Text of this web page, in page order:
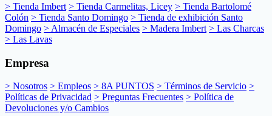
> Tienda Imbert > Tienda Carmelitas, Licey > Tienda Bartolomé
Colón > Tienda Santo Domingo > Tienda de exhibición Santo
Domingo > Almacén de Especiales > Madera Imbert > Las Charcas
> Las Lavas
Empresa
> Nosotros > Empleos > 8A PUNTOS > Términos de Servicio >
Políticas de Privacidad > Preguntas Frecuentes > Política de
Devoluciones y/o Cambios